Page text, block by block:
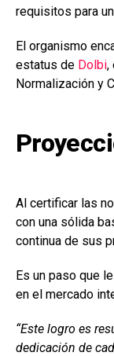
requisitos para
El organismo
estatus de Dolbi,
Normalización y
Al certificar las
con una sólida
continua de sus
Es un paso que
en el mercado
“Este logro es
dedicación de